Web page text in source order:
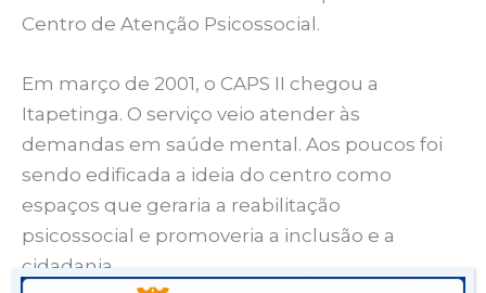
Centro de Atenção Psicossocial.
Em março de 2001, o CAPS II chegou a
Itapetinga. O serviço veio atender às
demandas em saúde mental. Aos poucos foi
sendo edificada a ideia do centro como
espaços que geraria a reabilitação
psicossocial e promoveria a inclusão e a
cidadania.